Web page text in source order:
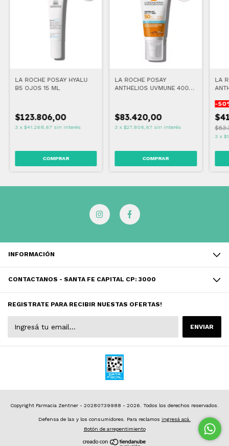
LA ROCHE POSAY HYALU
B5 OJOS 15 ML
$123.806,00
3 x $41.268,67 sin interés
LA ROCHE POSAY
ANTHELIOS UVMUNE 400
$83.420,00
3 x $27.806,67 sin interés
LA
-50
3 x
INFORMACIÓN
CONTACTANOS - SANTA FE CAPITAL CP: 3000
REGISTRATE PARA RECIBIR NUESTAS OFERTAS!
Copyright Farmacia Zentner - 20280739988 - 2026. Todos los derechos reservados.
Defensa de las y los consumidores. Para reclamos ingresá acá.
Botón de arrepentimiento